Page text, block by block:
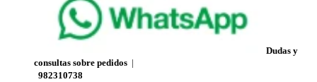
Dudas y
consultas sobre pedidos |
982310738